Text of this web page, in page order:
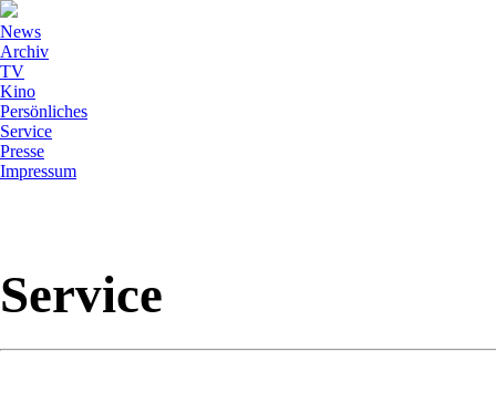
News
Archiv
TV
Kino
Persönliches
Service
Presse
Impressum
Service